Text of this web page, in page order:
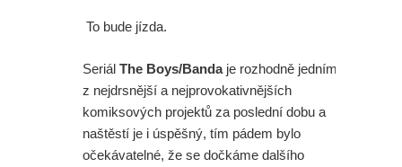
To bude jízda.
Seriál The Boys/Bandaje rozhodně jedním
z nejdrsnější a nejprovokativnějších
komiksových projektů za poslední dobu a
naštěstí je i úspěšný, tím pádem bylo
očekávatelné, že se dočkáme dalšího